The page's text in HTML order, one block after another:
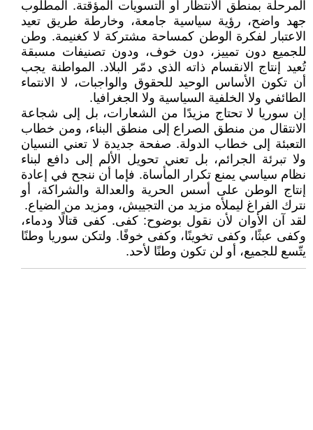
المرحلة بمنطق الانتظار أو التسويات المؤقتة. المطلوب
جهد واضح، رؤية سياسية جامعة، وخارطة طريق تعيد
الاعتبار لفكرة الوطن كمساحة مشتركة لا كغنيمة. وطن
للجميع دون تمييز، دون خوف، ودون تصنيفات مسبقة
تُعيد إنتاج الانقسام ذاته الذي دمّر البلاد. المواطنة يجب
أن تكون الأساس الوحيد للحقوق والواجبات، لا الانتماء
الطائفي ولا الخلفية السياسية ولا الجغرافيا.
إن سوريا لا تحتاج مزيدًا من الشعارات، بل إلى شجاعة
الانتقال من منطق الصراع إلى منطق البناء، ومن خطاب
التعبئة إلى خطاب الدولة. صفحة جديدة لا تعني النسيان
ولا تبرئة الجرائم، بل تعني تحويل الألم إلى دافع لبناء
نظام سياسي يمنع تكرار المأساة. فإما أن ننجح في إعادة
إنتاج الوطن على أسس الحرية والعدالة والشراكة، أو
نترك الفراغ ليملأه مزيد من التجييش، ومزيد من الضياع.
لقد آن الأوان لأن نقول بوضوح: كفى. كفى قتالًا ودماء،
وكفى عبثًا، وكفى تخوينًا، وكفى خوفًا. ولتكن سوريا وطنًا
يتّسع للجميع، أو لن تكون وطنًا لأحد.